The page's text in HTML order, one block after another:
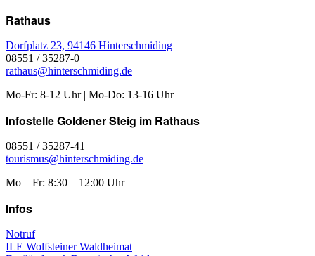
Rathaus
Dorfplatz 23, 94146 Hinterschmiding
08551 / 35287-0
rathaus@hinterschmiding.de
Mo-Fr: 8-12 Uhr | Mo-Do: 13-16 Uhr
Infostelle Goldener Steig im Rathaus
08551 / 35287-41
tourismus@hinterschmiding.de
Mo – Fr: 8:30 – 12:00 Uhr
Infos
Notruf
ILE Wolfsteiner Waldheimat